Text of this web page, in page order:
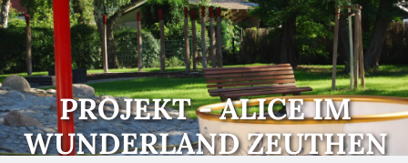
PROJEKT - ALICE IM
WUNDERLAND ZEUTHEN